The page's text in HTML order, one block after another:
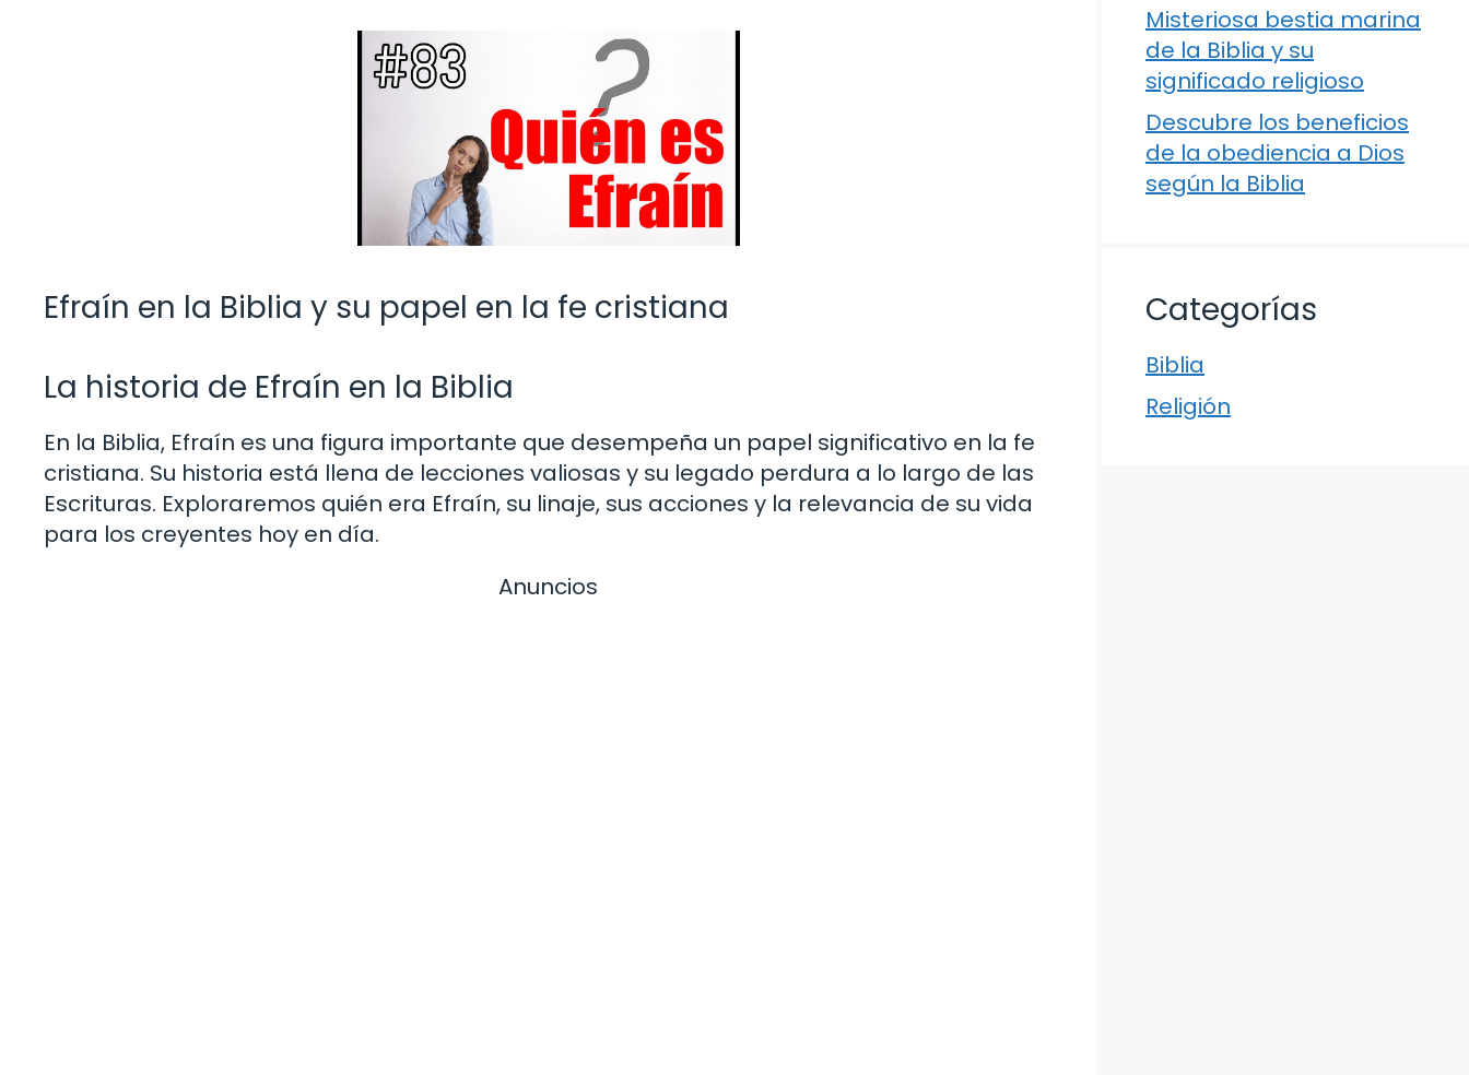
Efraín en la Biblia y su papel en la fe cristiana
La historia de Efraín en la Biblia
En la Biblia, Efraín es una figura importante que desempeña un papel significativo en la fe
cristiana. Su historia está llena de lecciones valiosas y su legado perdura a lo largo de las
Escrituras. Exploraremos quién era Efraín, su linaje, sus acciones y la relevancia de su vida
para los creyentes hoy en día.
Anuncios
Misteriosa bestia marina
de la Biblia y su
significado religioso
Descubre los beneficios
de la obediencia a Dios
según la Biblia
Categorías
Biblia
Religión